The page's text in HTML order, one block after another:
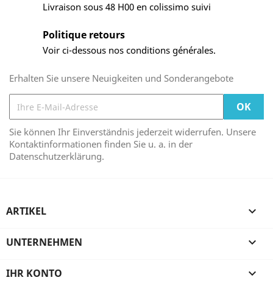
Livraison sous 48 H00 en colissimo suivi
Politique retours
Voir ci-dessous nos conditions générales.
Erhalten Sie unsere Neuigkeiten und Sonderangebote
Sie können Ihr Einverständnis jederzeit widerrufen. Unsere
Kontaktinformationen finden Sie u. a. in der
Datenschutzerklärung.
ARTIKEL 
UNTERNEHMEN 
IHR KONTO 